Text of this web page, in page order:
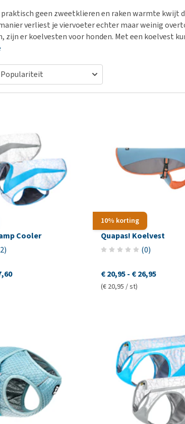
Voer- en drinkbakken
Op reis en onderweg
Bekijk alles
Puppy apotheek
Vuurwerkangst
Ouderdom en dementie
Overgewicht en conditie
praktisch geen zweetklieren en raken warmte kwijt
verliest je viervoeter echter maar weinig
zijn er koelvesten voor honden. Met een koelvest
Cooler
)
10% korting
Quapas! Koelvest
(0)
€ 20,95 - € 26,95
(€ 20,95 / st)